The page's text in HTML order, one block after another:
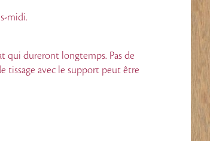
midi.
qui dureront longtemps. Pas de
tissage avec le support peut être